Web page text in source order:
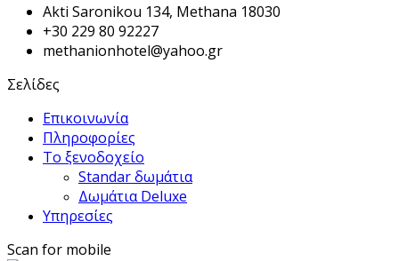
Akti Saronikou 134, Methana 18030
+30 229 80 92227
methanionhotel@yahoo.gr
Σελίδες
Επικοινωνία
Πληροφορίες
Το ξενοδοχείο
Standar δωμάτια
Δωμάτια Deluxe
Υπηρεσίες
Scan for mobile